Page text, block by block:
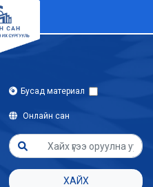
Бусад материал
Онлайн сан
ХАЙХ